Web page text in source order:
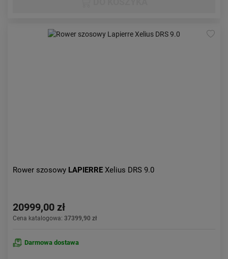
Rower szosowy LAPIERRE Xelius DRS 9.0
20999,00 zł
Cena katalogowa: 37399,90 zł
Darmowa dostawa